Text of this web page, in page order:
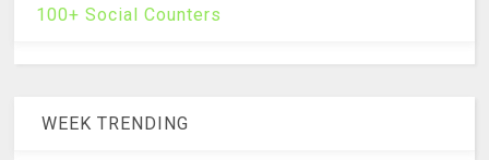
100+ Social Counters
WEEK TRENDING